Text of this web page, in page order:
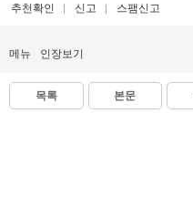
추천확인 신고 스팸신고
메뉴 인장보기
목록 본문